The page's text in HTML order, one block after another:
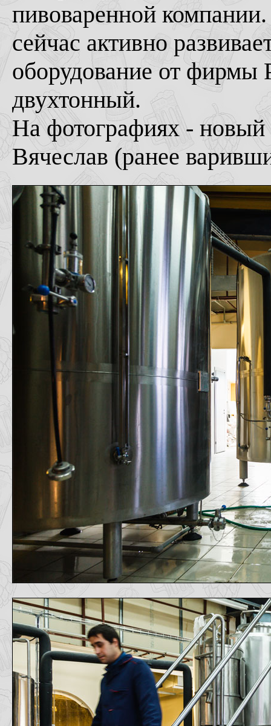
пивоваренной
сейчас активно
оборудование от фирмы
двухтонный.
На фотографиях - новый
Вячеслав (ранее